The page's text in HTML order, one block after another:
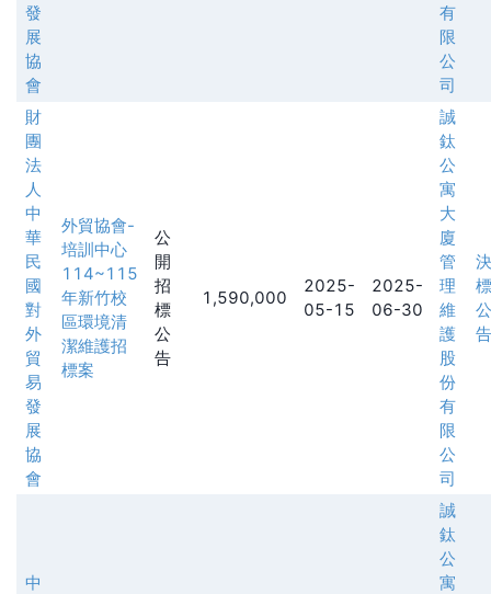
發
展
協
會
有
限
公
司
財
團
法
人
中
華
民
國
對
外
貿
易
發
展
協
會
外貿協會-
培訓中心
114~115
年新竹校
區環境清
潔維護招
標案
公
開
招
標
公
告
1,590,000
2025-
05-15
2025-
06-30
誠
鈦
公
寓
大
廈
管
理
維
護
股
份
有
限
公
司
決
標
公
告
中
誠
鈦
公
寓